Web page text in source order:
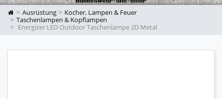
Ausrüstung
Kocher, Lampen & Feuer
Taschenlampen & Kopflampen
Energizer LED Outdoor Taschenlampe 2D Metal